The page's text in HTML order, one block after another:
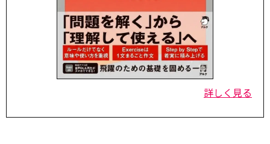
詳しく見る